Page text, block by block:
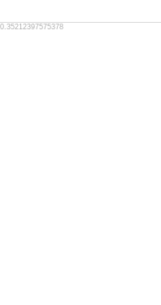
0.35212397575378